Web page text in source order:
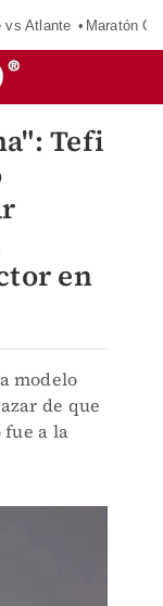
vs Atlante Maratón
Tefi
en
modelo
de que
fue a la